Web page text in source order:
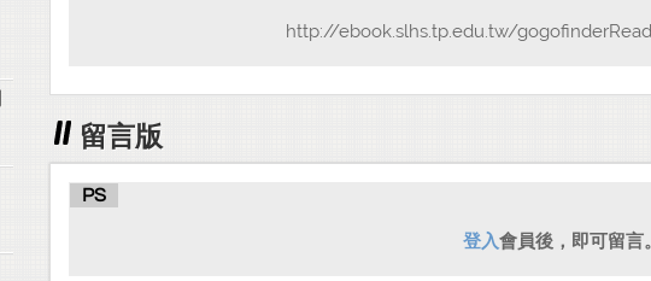
http://ebook.slhs.tp.edu.tw/
留言版
PS
登入會員後，即可留言